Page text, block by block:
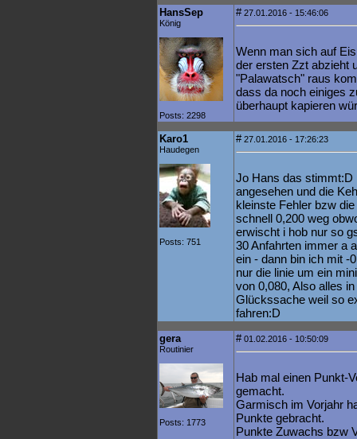
HansSep
König
Posts: 2298
#27.01.2016 - 15:46:06
Wenn man sich auf
der ersten Zzt abzieht
"Palawatsch" raus
dass da noch einiges
überhaupt kapieren
Karo1
Haudegen
Posts: 751
#27.01.2016 - 17:26:23
Jo Hans das stimmt:D
angesehen und die
kleinste Fehler bzw
schnell 0,200 weg
erwischt i hob nur so
30 Anfahrten immer a
ein - dann bin ich mit -
nur die linie um ein
von 0,080, Also alles
Glückssache weil so
fahren:D
gera
Routinier
Posts: 1773
#01.02.2016 - 10:50:09
Hab mal einen Punkt-
gemacht.
Garmisch im Vorjahr
Punkte gebracht.
Punkte Zuwachs bzw